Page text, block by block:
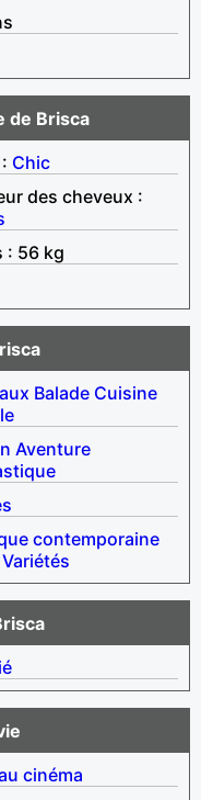
de Brisca
Chic
des cheveux :
: 56 kg
Balade Cuisine
Aventure
contemporaine
Variétés
cinéma